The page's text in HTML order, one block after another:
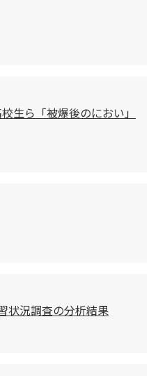
ら「被爆後のにおい」
状況調査の分析結果